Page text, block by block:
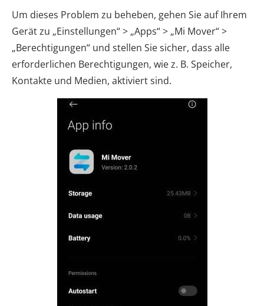
Um dieses Problem zu beheben, gehen Sie auf Ihrem
Gerät zu „Einstellungen“ > „Apps“ > „Mi Mover“ >
„Berechtigungen“ und stellen Sie sicher, dass alle
erforderlichen Berechtigungen, wie z. B. Speicher,
Kontakte und Medien, aktiviert sind.